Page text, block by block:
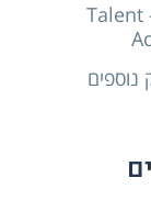
קורס גיוס – Talent
נוספים